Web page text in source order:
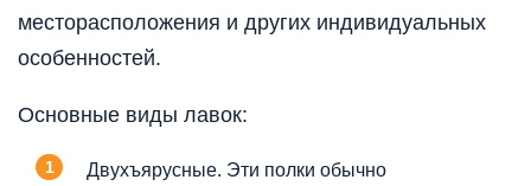
месторасположения и других индивидуальных
особенностей.
Основные виды лавок:
Двухъярусные. Эти полки обычно